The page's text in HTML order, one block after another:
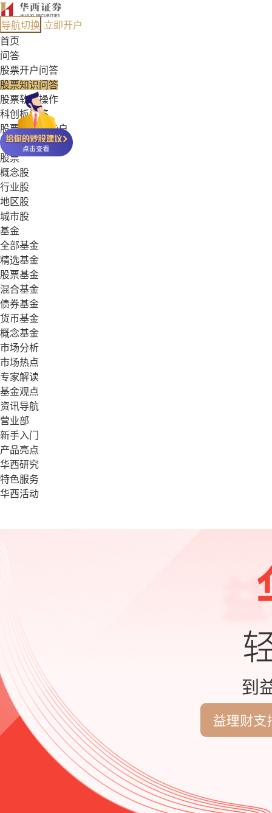
导航切换 立即开户
首页
问答
股票开户问答
股票知识问答
股票软件操作
科创板问答
股票能开哪些户
基金常见问答
股票
概念股
行业股
地区股
城市股
基金
全部基金
精选基金
股票基金
混合基金
债券基金
货币基金
概念基金
市场分析
市场热点
专家解读
基金观点
资讯导航
营业部
新手入门
产品亮点
华西研究
特色服务
华西活动